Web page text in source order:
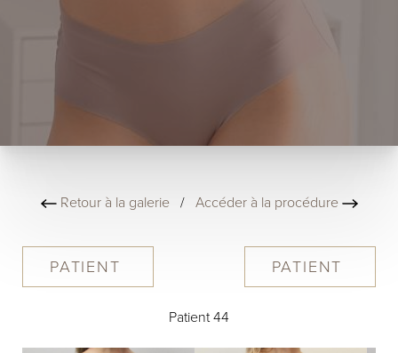
Retour à la galerie/ Accéder à la procédure
PATIENT
Patient 44
PATIENT